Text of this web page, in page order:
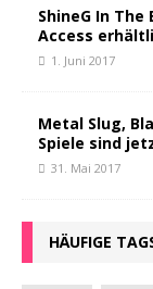
ShineG In
Access
1. Juni 2017
Metal Slug,
Spiele sind
31. Mai 2017
HÄUFIGE